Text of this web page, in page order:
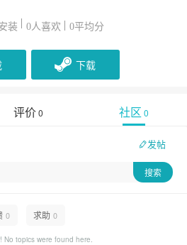
装 0人喜欢 0平均分
下载
评价0 社区 0
发帖
0 求助 0
No topics were found here.